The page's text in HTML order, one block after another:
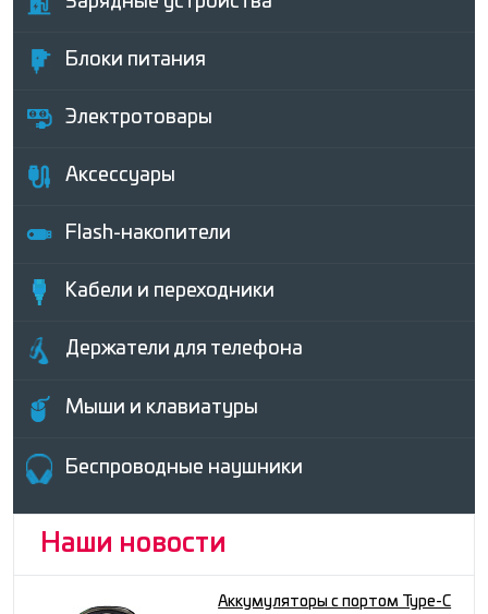
Блоки питания
Электротовары
Аксессуары
Flash-накопители
Кабели и переходники
Держатели для телефона
Мыши и клавиатуры
Беcпроводные наушники
Наши новости
Аккумуляторы с портом Type-C